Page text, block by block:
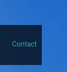
Contact